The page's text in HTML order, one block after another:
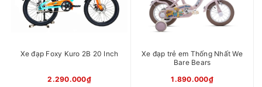
Xe đạp Foxy Kuro 2B 20 Inch
2.290.000₫
Xe đạp trẻ em Thống Nhất We
Bare Bears
1.890.000₫